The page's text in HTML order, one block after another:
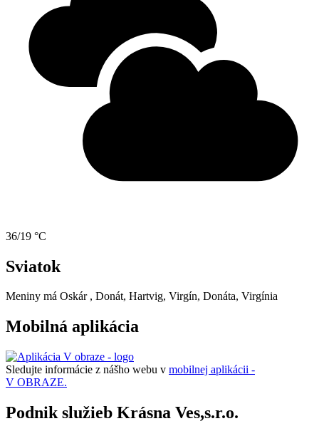
36/19 °C
Sviatok
Meniny má Oskár , Donát, Hartvig, Virgín, Donáta, Virgínia
Mobilná aplikácia
Sledujte informácie z nášho webu v mobilnej aplikácii -
V OBRAZE.
Podnik služieb Krásna Ves,s.r.o.